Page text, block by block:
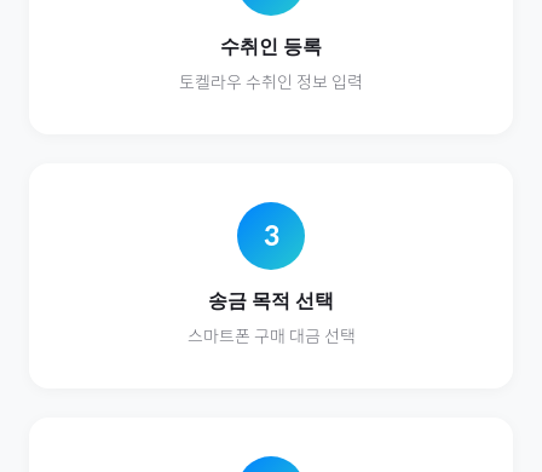
수취인 등록
토켈라우 수취인 정보 입력
3
송금 목적 선택
스마트폰 구매 대금 선택